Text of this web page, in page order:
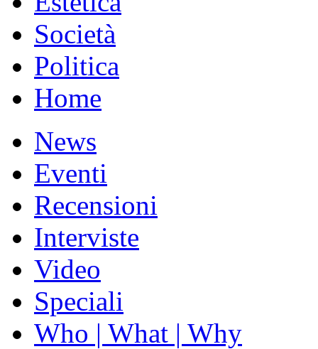
Società
Politica
Home
News
Eventi
Recensioni
Interviste
Video
Speciali
Who | What | Why